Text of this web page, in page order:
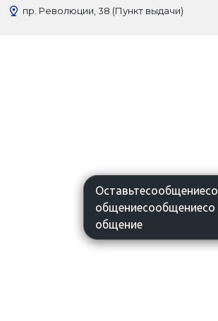
пр. Революции, 38 (Пункт выдачи)
Оставьтесообщениесо
общениесообщениесо
общение